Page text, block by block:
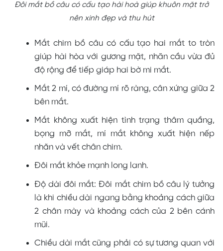
Đôi mắt bồ câu có cấu tạo hài hoà giúp khuôn mặt trở
nên xinh đẹp và thu hút
Mắt chim bồ câu có cấu tạo hai mắt to tròn
giúp hài hòa với gương mặt, nhãn cầu vừa đủ
độ rộng để tiếp giáp hai bờ mi mắt.
Mắt 2 mí, có đường mí rõ ràng, cân xứng giữa 2
bên mắt.
Mắt không xuất hiện tình trạng thâm quầng,
bọng mỡ mắt, mí mắt không xuất hiện nếp
nhăn và vết chân chim.
Đôi mắt khỏe mạnh long lanh.
Độ dài đôi mắt: Đôi mắt chim bồ câu lý tưởng
là khi chiều dài ngang bằng khoảng cách giữa
2 chân mày và khoảng cách của 2 bên cánh
mũi.
Chiều dài mắt cũng phải có sự tương quan với